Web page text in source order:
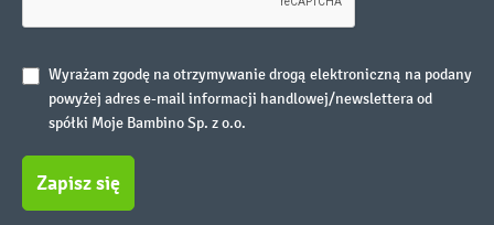
Wyrażam zgodę na otrzymywanie drogą elektroniczną na podany
powyżej adres e-mail informacji handlowej/newslettera od
spółki Moje Bambino Sp. z o.o.
Zapisz się